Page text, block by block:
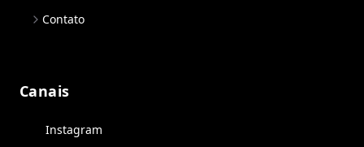
Contato
Canais
Instagram